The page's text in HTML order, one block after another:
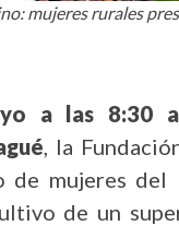
mujeres rurales
a las 8:30
, la
de mujeres del
de un